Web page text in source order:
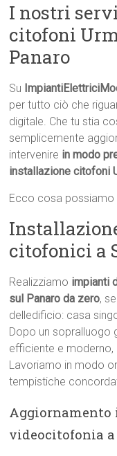
I nostri
citofoni
Panaro
Su
per tutto ciò che
digitale. Che tu stia
semplicemente
intervenire in modo
installazione citofoni
Ecco cosa possiamo
citofonici a
Realizziamo impianti
sul Panaro da zero,
delledificio: casa
Dopo un sopralluogo
efficiente e moderno,
Lavoriamo in modo
tempistiche
videocitofonia a